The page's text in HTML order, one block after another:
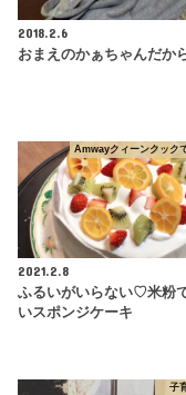
2018.2.6
おまえのかぁちゃんだか
Amwayクィーンクック
2021.2.8
ふるいがいらない♡米粉
いスポンジケーキ
子